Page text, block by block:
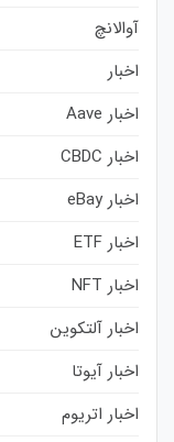
آوالانچ
اخبار
اخبار Aave
اخبار CBDC
اخبار eBay
اخبار ETF
اخبار NFT
اخبار آلتکوین
اخبار آیوتا
اخبار اتریوم